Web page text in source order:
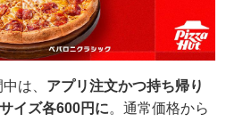
は、 アプリ注文かつ持ち帰り
イズ各600円に。通常価格から